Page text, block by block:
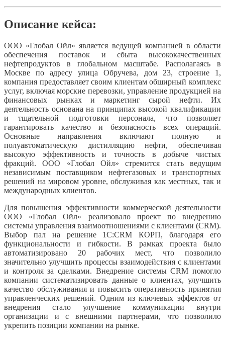
Описание кейса:
ООО «Глобал Ойл» является ведущей компанией в области
обеспечения поставок и сбыта высококачественных
нефтепродуктов в глобальном масштабе. Располагаясь в
Москве по адресу улица Обручева, дом 23, строение 1,
компания предоставляет своим клиентам обширный комплекс
услуг, включая морские перевозки, управление продукцией на
финансовых рынках и маркетинг сырой нефти. Их
деятельность основана на принципах высокой квалификации
и тщательной подготовки персонала, что позволяет
гарантировать качество и безопасность всех операций.
Основные направления включают полную и
полуавтоматическую дистилляцию нефти, обеспечивая
высокую эффективность и точность в добыче чистых
фракций. ООО «Глобал Ойл» стремится стать ведущим
независимым поставщиком нефтегазовых и транспортных
решений на мировом уровне, обслуживая как местных, так и
международных клиентов.
Для повышения эффективности коммерческой деятельности
ООО «Глобал Ойл» реализовало проект по внедрению
системы управления взаимоотношениями с клиентами (CRM).
Выбор пал на решение 1С:CRM КОРП, благодаря его
функциональности и гибкости. В рамках проекта было
автоматизировано 20 рабочих мест, что позволило
значительно улучшить процессы взаимодействия с клиентами
и контроля за сделками. Внедрение системы CRM помогло
компании систематизировать данные о клиентах, улучшить
качество обслуживания и повысить оперативность принятия
управленческих решений. Одним из ключевых эффектов от
внедрения стало улучшение коммуникации внутри
организации и с внешними партнерами, что позволило
укрепить позиции компании на рынке.